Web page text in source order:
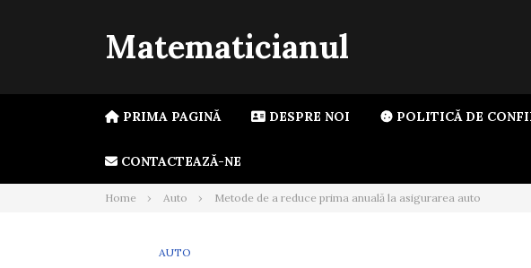
Matematicianul
PRIMA PAGINĂ DESPRE NOI POLITICĂ DE
CONTACTEAZĂ-NE
Home Auto Metode de a reduce prima anuală la asigurarea auto
AUTO